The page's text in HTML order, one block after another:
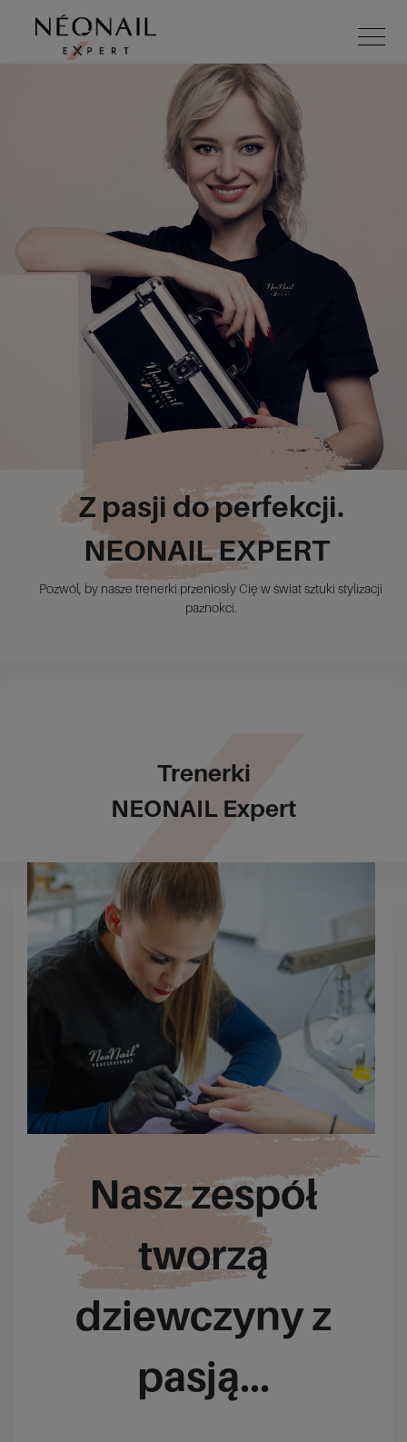
Z pasji do perfekcji.
NEONAIL EXPERT
Pozwól, by nasze trenerki przeniosły Cię w świat sztuki stylizacji
paznokci.
Trenerki
NEONAIL Expert
Nasz zespół
tworzą
dziewczyny z
pasją...